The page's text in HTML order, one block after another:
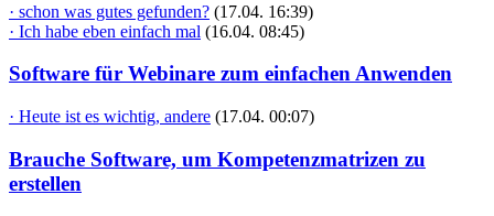
· schon was gutes gefunden? (17.04. 16:39)
· Ich habe eben einfach mal (16.04. 08:45)
Software für Webinare zum einfachen Anwenden
· Heute ist es wichtig, andere (17.04. 00:07)
Brauche Software, um Kompetenzmatrizen zu
erstellen